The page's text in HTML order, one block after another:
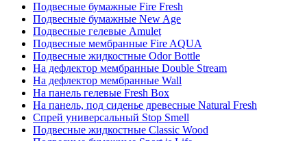
Подвесные бумажные Fire Fresh
Подвесные бумажные New Age
Подвесные гелевые Amulet
Подвесные мембранные Fire AQUA
Подвесные жидкостные Odor Bottle
На дефлектор мембранные Double Stream
На дефлектор мембранные Wall
На панель гелевые Fresh Box
На панель, под сиденье древесные Natural Fresh
Спрей универсальный Stop Smell
Подвесные жидкостные Classic Wood